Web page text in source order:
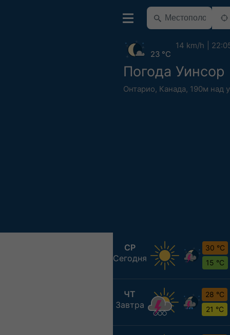
Погода Уинсор
Онтарио, Канада, 190м над
23 °C
14 km/h
СР
Сегодня
30 °C
15 °C
ЧТ
Завтра
28 °C
21 °C